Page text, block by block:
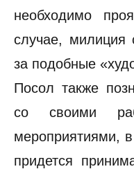
необходимо
случае, милиция
за подобные
Посол также
со своими
мероприятиями,
придется